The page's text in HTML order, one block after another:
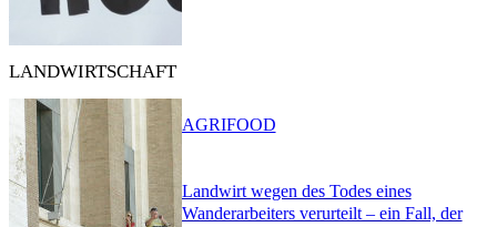
LANDWIRTSCHAFT
Landwirt wegen des Todes eines
Wanderarbeiters verurteilt – ein Fall, der
AGRIFOOD